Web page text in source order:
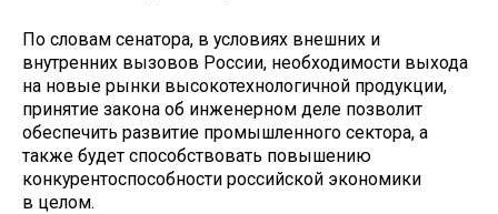
По словам сенатора, в условиях внешних и
внутренних вызовов России, необходимости выхода
на новые рынки высокотехнологичной продукции,
принятие закона об инженерном деле позволит
обеспечить развитие промышленного сектора, а
также будет способствовать повышению
конкурентоспособности российской экономики
в целом.